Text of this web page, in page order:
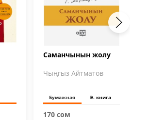
Саманчынын жолу
Чыңгыз Айтматов
Бумажная Э. книга
170 сом